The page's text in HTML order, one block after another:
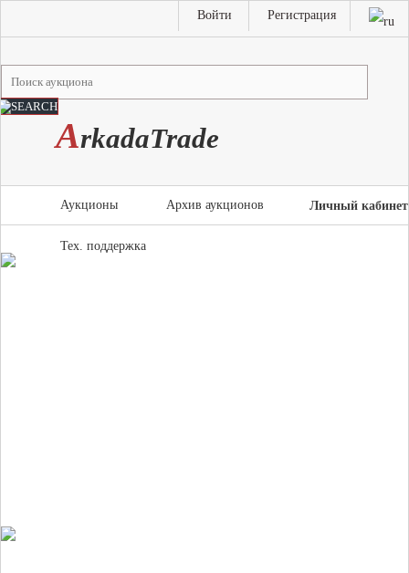
Войти Регистрация
ArkadaTrade
Личный кабинет
Аукционы Архив аукционов
Тех. поддержка